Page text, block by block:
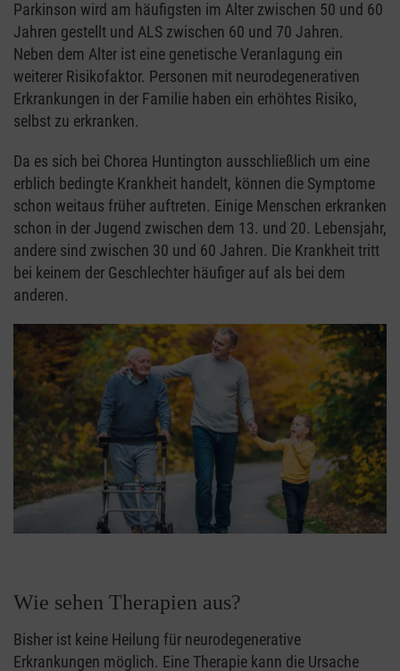
Parkinson wird am häufigsten im Alter zwischen 50 und 60
Jahren gestellt und ALS zwischen 60 und 70 Jahren.
Neben dem Alter ist eine genetische Veranlagung ein
weiterer Risikofaktor. Personen mit neurodegenerativen
Erkrankungen in der Familie haben ein erhöhtes Risiko,
selbst zu erkranken.
Da es sich bei Chorea Huntington ausschließlich um eine
erblich bedingte Krankheit handelt, können die Symptome
schon weitaus früher auftreten. Einige Menschen erkranken
schon in der Jugend zwischen dem 13. und 20. Lebensjahr,
andere sind zwischen 30 und 60 Jahren. Die Krankheit tritt
bei keinem der Geschlechter häufiger auf als bei dem
anderen.
Wie sehen Therapien aus?
Bisher ist keine Heilung für neurodegenerative
Erkrankungen möglich. Eine Therapie kann die Ursache